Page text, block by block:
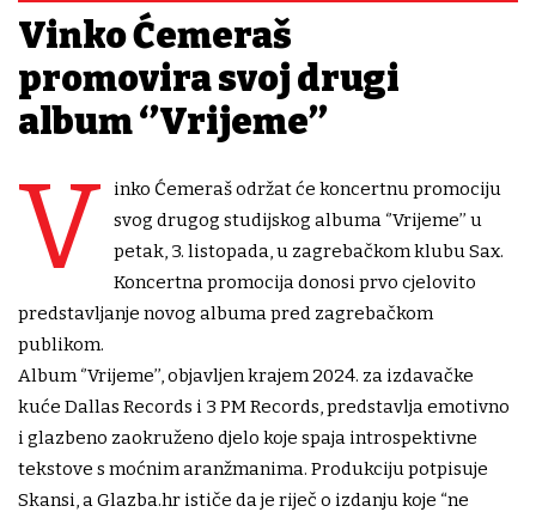
Vinko Ćemeraš
promovira svoj drugi
album ‘’Vrijeme’’
V
inko Ćemeraš održat će koncertnu promociju
svog drugog studijskog albuma ‘’Vrijeme’’ u
petak, 3. listopada, u zagrebačkom klubu Sax.
Koncertna promocija donosi prvo cjelovito
predstavljanje novog albuma pred zagrebačkom
publikom.
Album ‘’Vrijeme’’, objavljen krajem 2024. za izdavačke
kuće Dallas Records i 3 PM Records, predstavlja emotivno
i glazbeno zaokruženo djelo koje spaja introspektivne
tekstove s moćnim aranžmanima. Produkciju potpisuje
Skansi, a Glazba.hr ističe da je riječ o izdanju koje “ne